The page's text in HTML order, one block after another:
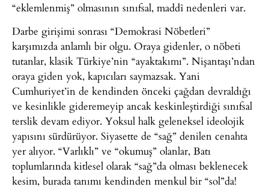
“eklemlenmiş” olmasının sınıfsal, maddî nedenleri var.
Darbe girişimi sonrası “Demokrasi Nöbetleri”
karşımızda anlamlı bir olgu. Oraya gidenler, o nöbeti
tutanlar, klasik Türkiye’nin “ayaktakımı”. Nişantaşı’ndan
oraya giden yok, kapıcıları saymazsak. Yani
Cumhuriyet’in de kendinden önceki çağdan devraldığı
ve kesinlikle gideremeyip ancak keskinleştirdiği sınıfsal
terslik devam ediyor. Yoksul halk geleneksel ideolojik
yapısını sürdürüyor. Siyasette de “sağ” denilen cenahta
yer alıyor. “Varlıklı” ve “okumuş” olanlar, Batı
toplumlarında kitlesel olarak “sağ”da olması beklenecek
kesim, burada tanımı kendinden menkul bir “sol”da!